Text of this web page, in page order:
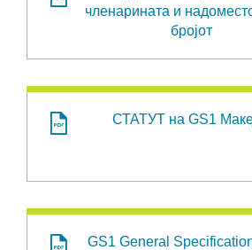
членарината и
бројот
СТАТУТ на GS1
GS1 General